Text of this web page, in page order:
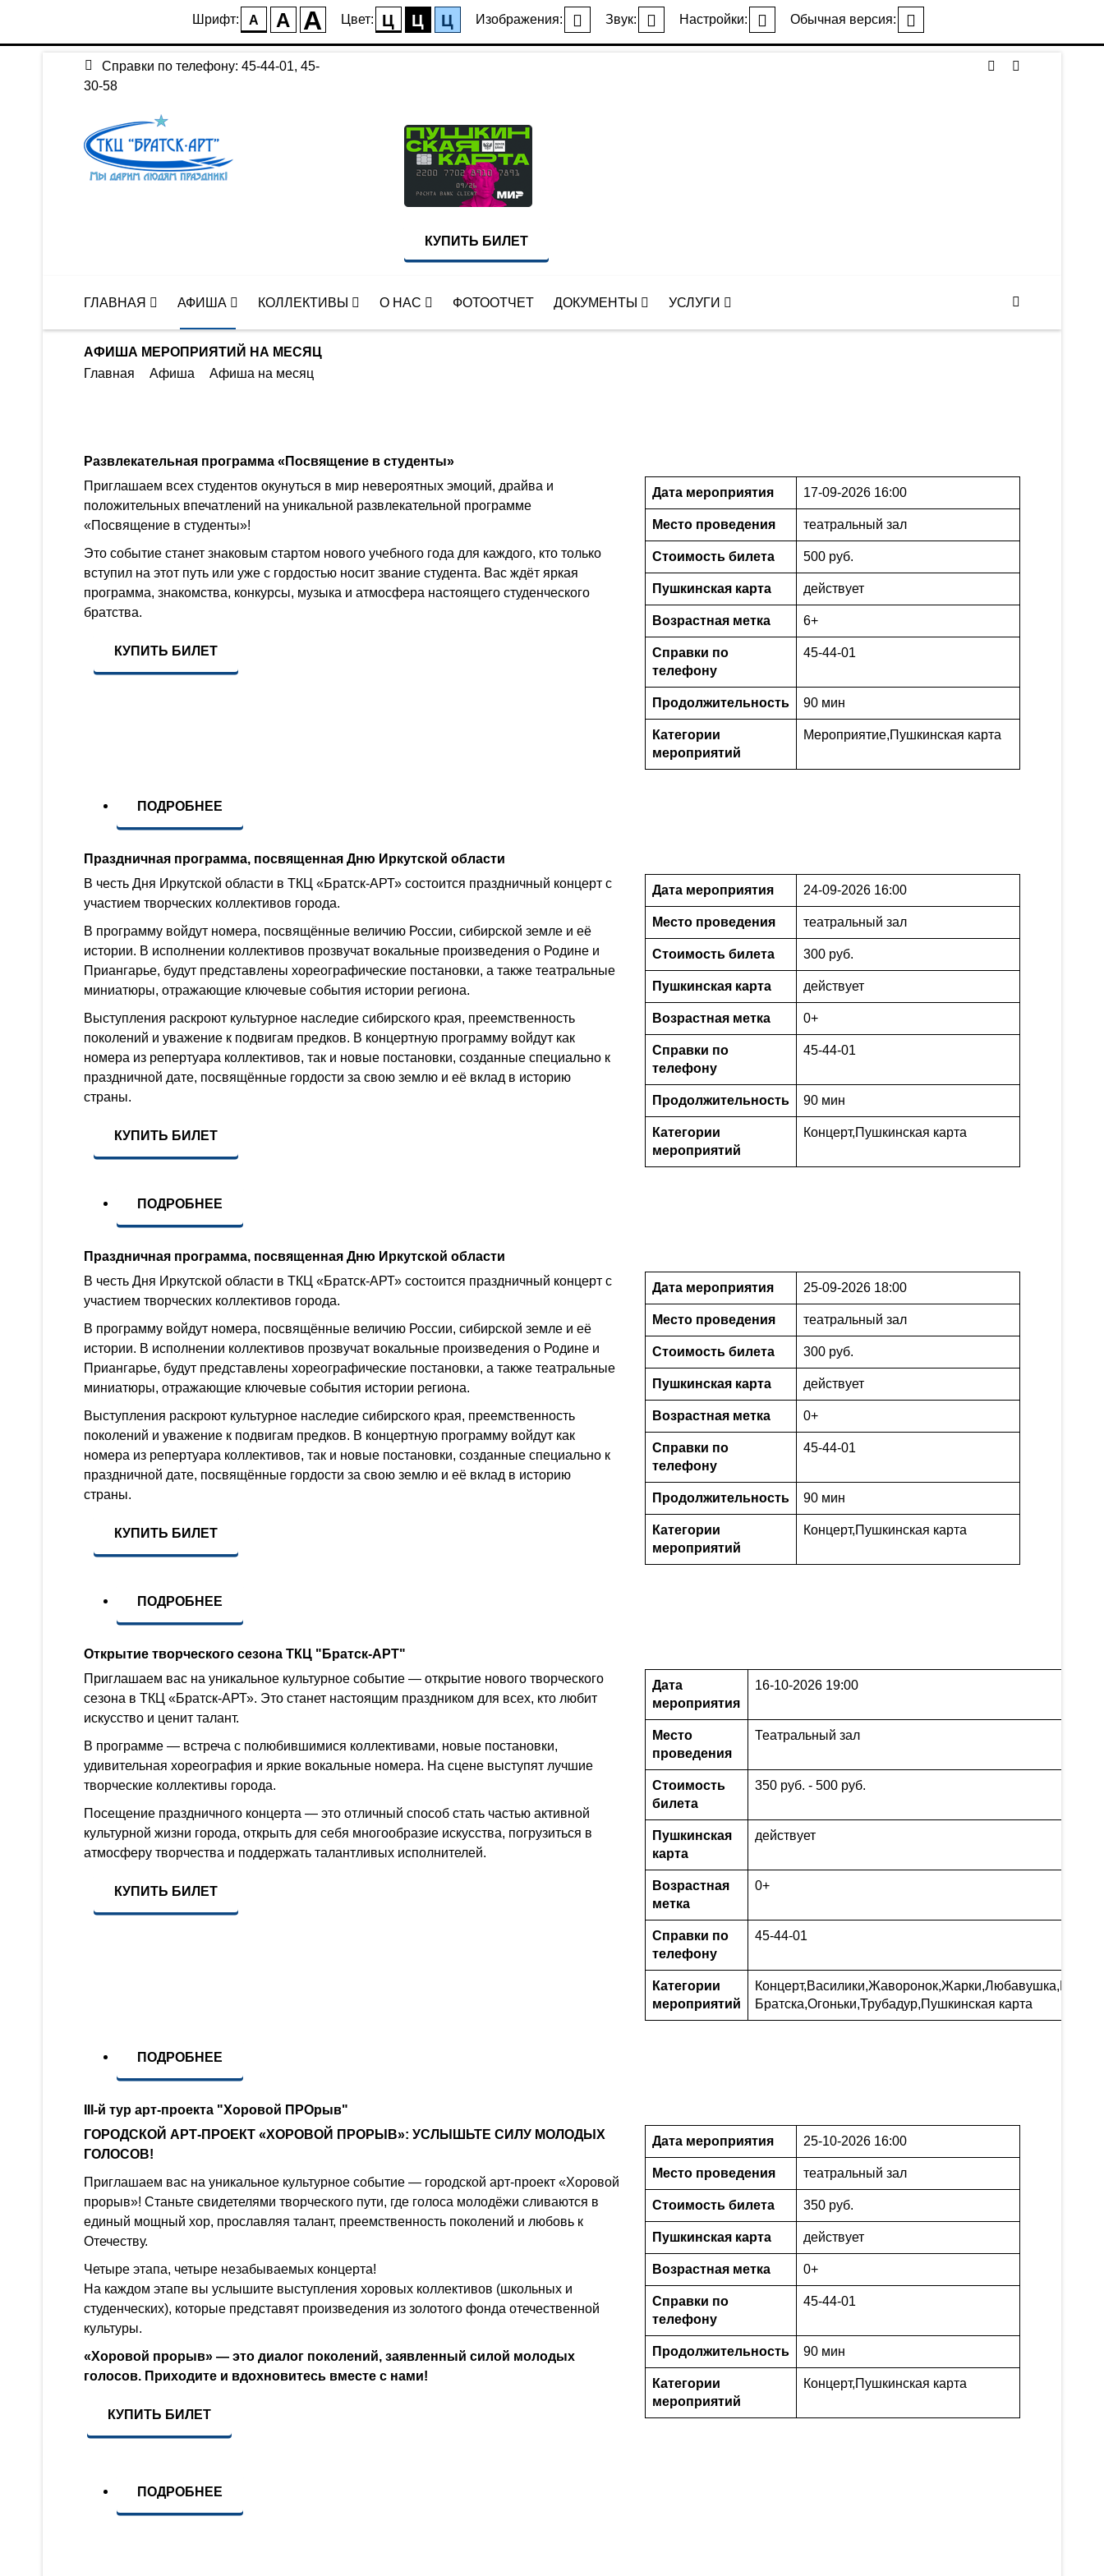
Шрифт: A A A Цвет: Ц Ц Ц Изображения: Звук: Настройки: Обычная версия:
Справки по телефону: 45-44-01, 45-
30-58
КУПИТЬ БИЛЕТ
ГЛАВНАЯ АФИША КОЛЛЕКТИВЫ О НАС ФОТООТЧЕТ ДОКУМЕНТЫ УСЛУГИ
АФИША МЕРОПРИЯТИЙ НА МЕСЯЦ
Главная
Афиша Афиша на месяц
Развлекательная программа «Посвящение в студенты»
Приглашаем всех студентов окунуться в мир невероятных эмоций, драйва и
положительных впечатлений на уникальной развлекательной программе
«Посвящение в студенты»!
Это событие станет знаковым стартом нового учебного года для каждого, кто только
вступил на этот путь или уже с гордостью носит звание студента. Вас ждёт яркая
программа, знакомства, конкурсы, музыка и атмосфера настоящего студенческого
братства.
КУПИТЬ БИЛЕТ
Дата мероприятия 17-09-2026 16:00
Место проведения театральный зал
Стоимость билета 500 руб.
Пушкинская карта действует
Возрастная метка 6+
Справки по
телефону
45-44-01
Продолжительность 90 мин
Категории
мероприятий
Мероприятие,Пушкинская карта
ПОДРОБНЕЕ
Праздничная программа, посвященная Дню Иркутской области
В честь Дня Иркутской области в ТКЦ «Братск-АРТ» состоится праздничный концерт с
участием творческих коллективов города.
В программу войдут номера, посвящённые величию России, сибирской земле и её
истории. В исполнении коллективов прозвучат вокальные произведения о Родине и
Приангарье, будут представлены хореографические постановки, а также театральные
миниатюры, отражающие ключевые события истории региона.
Выступления раскроют культурное наследие сибирского края, преемственность
поколений и уважение к подвигам предков. В концертную программу войдут как
номера из репертуара коллективов, так и новые постановки, созданные специально к
праздничной дате, посвящённые гордости за свою землю и её вклад в историю
страны.
КУПИТЬ БИЛЕТ
Дата мероприятия 24-09-2026 16:00
Место проведения театральный зал
Стоимость билета 300 руб.
Пушкинская карта действует
Возрастная метка 0+
Справки по
телефону
45-44-01
Продолжительность 90 мин
Категории
мероприятий
Концерт,Пушкинская карта
ПОДРОБНЕЕ
Праздничная программа, посвященная Дню Иркутской области
В честь Дня Иркутской области в ТКЦ «Братск-АРТ» состоится праздничный концерт с
участием творческих коллективов города.
В программу войдут номера, посвящённые величию России, сибирской земле и её
истории. В исполнении коллективов прозвучат вокальные произведения о Родине и
Приангарье, будут представлены хореографические постановки, а также театральные
миниатюры, отражающие ключевые события истории региона.
Выступления раскроют культурное наследие сибирского края, преемственность
поколений и уважение к подвигам предков. В концертную программу войдут как
номера из репертуара коллективов, так и новые постановки, созданные специально к
праздничной дате, посвящённые гордости за свою землю и её вклад в историю
страны.
КУПИТЬ БИЛЕТ
Дата мероприятия 25-09-2026 18:00
Место проведения театральный зал
Стоимость билета 300 руб.
Пушкинская карта действует
Возрастная метка 0+
Справки по
телефону
45-44-01
Продолжительность 90 мин
Категории
мероприятий
Концерт,Пушкинская карта
ПОДРОБНЕЕ
Открытие творческого сезона ТКЦ "Братск-АРТ"
Приглашаем вас на уникальное культурное событие — открытие нового творческого
сезона в ТКЦ «Братск-АРТ». Это станет настоящим праздником для всех, кто любит
искусство и ценит талант.
В программе — встреча с полюбившимися коллективами, новые постановки,
удивительная хореография и яркие вокальные номера. На сцене выступят лучшие
творческие коллективы города.
Посещение праздничного концерта — это отличный способ стать частью активной
культурной жизни города, открыть для себя многообразие искусства, погрузиться в
атмосферу творчества и поддержать талантливых исполнителей.
КУПИТЬ БИЛЕТ
Дата
мероприятия
16-10-2026 19:00
Место
проведения
Театральный зал
Стоимость
билета
350 руб. - 500 руб.
Пушкинская
карта
действует
Возрастная
метка
0+
Справки по
телефону
45-44-01
Категории
мероприятий
Концерт,Василики,Жаворонок,Жарки,Любавушка,
Братска,Огоньки,Трубадур,Пушкинская карта
ПОДРОБНЕЕ
III-й тур арт-проекта "Хоровой ПРОрыв"
ГОРОДСКОЙ АРТ-ПРОЕКТ «ХОРОВОЙ ПРОРЫВ»: УСЛЫШЬТЕ СИЛУ МОЛОДЫХ
ГОЛОСОВ!
Приглашаем вас на уникальное культурное событие — городской арт-проект «Хоровой
прорыв»! Станьте свидетелями творческого пути, где голоса молодёжи сливаются в
единый мощный хор, прославляя талант, преемственность поколений и любовь к
Отечеству.
Четыре этапа, четыре незабываемых концерта!
На каждом этапе вы услышите выступления хоровых коллективов (школьных и
студенческих), которые представят произведения из золотого фонда отечественной
культуры.
«Хоровой прорыв» — это диалог поколений, заявленный силой молодых
голосов. Приходите и вдохновитесь вместе с нами!
КУПИТЬ БИЛЕТ
Дата мероприятия 25-10-2026 16:00
Место проведения театральный зал
Стоимость билета 350 руб.
Пушкинская карта действует
Возрастная метка 0+
Справки по
телефону
45-44-01
Продолжительность 90 мин
Категории
мероприятий
Концерт,Пушкинская карта
ПОДРОБНЕЕ